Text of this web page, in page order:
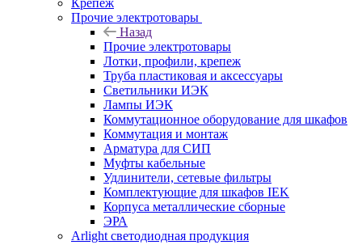
Прочие электротовары
Назад
Прочие электротовары
Лотки, профили, крепеж
Труба пластиковая и аксессуары
Светильники ИЭК
Лампы ИЭК
Коммутационное оборудование для шкафов
Коммутация и монтаж
Арматура для СИП
Муфты кабельные
Удлинители, сетевые фильтры
Комплектующие для шкафов IEK
Корпуса металлические сборные
ЭРА
Arlight светодиодная продукция